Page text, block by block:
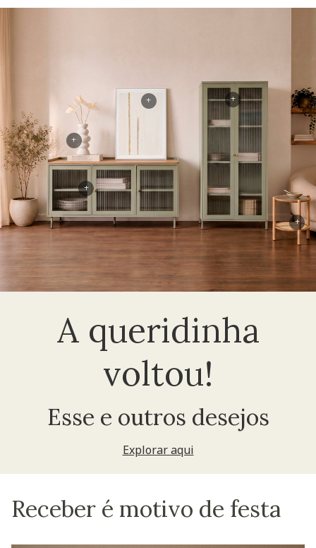
A queridinha
voltou!
Esse e outros desejos
Explorar aqui
+
+
+
+
+
Receber é motivo de festa